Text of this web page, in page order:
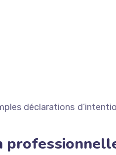
déclarations